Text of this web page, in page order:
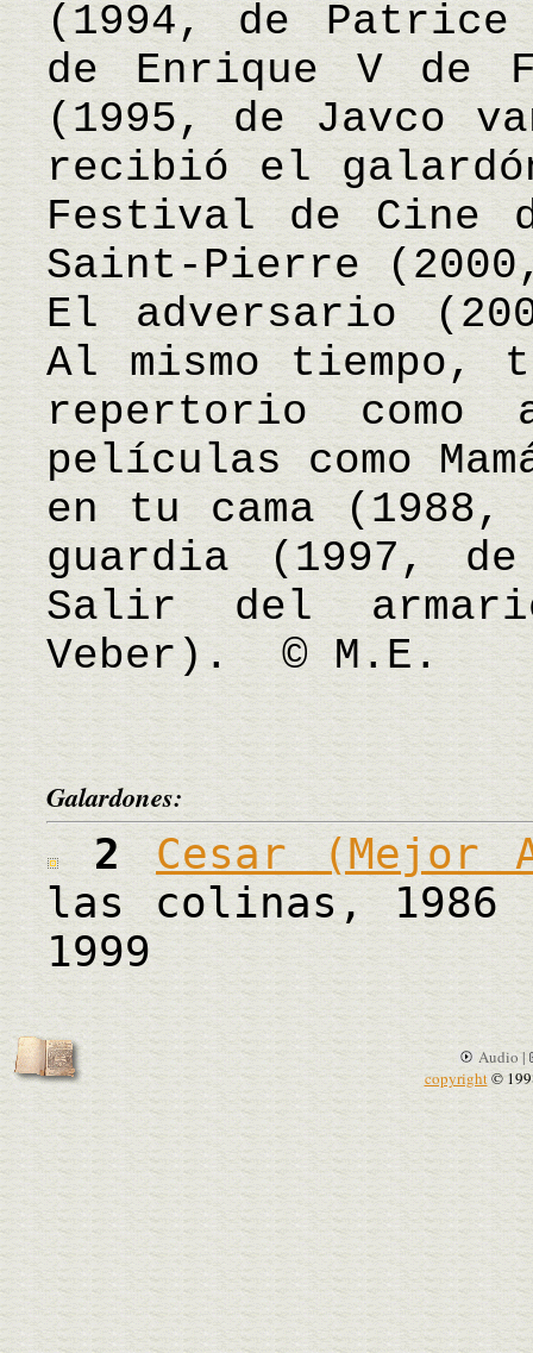
(1994, de
de Enrique V de
(1995, de Javco
recibió el
Festival de Cine
Saint-Pierre
El adversario
Al mismo tiempo,
repertorio como
películas como
en tu cama
guardia (1997,
Salir del
Veber). © M.E.
Galardones:
2Cesar (Mejor
las colinas, 1986
1999
Audio |
copyright©